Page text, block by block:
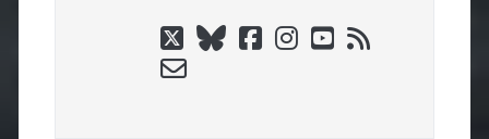
twitterblueskyfacebook
instagram
youtube
rss
email-